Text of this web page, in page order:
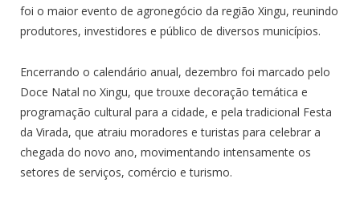
foi o maior evento de agronegócio da região Xingu, reunindo
produtores, investidores e público de diversos municípios.
Encerrando o calendário anual, dezembro foi marcado pelo
Doce Natal no Xingu, que trouxe decoração temática e
programação cultural para a cidade, e pela tradicional Festa
da Virada, que atraiu moradores e turistas para celebrar a
chegada do novo ano, movimentando intensamente os
setores de serviços, comércio e turismo.